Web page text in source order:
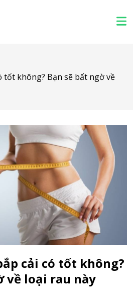
tốt không? Bạn sẽ bất ngờ về
cải có tốt không?
về loại rau này